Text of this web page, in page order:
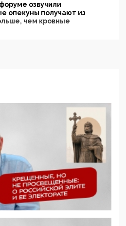
озвучили
опекуны получают из
чем кровные
в России, но
определять
Минцифры намерено
и муниципалитетов право
и социальные объекты от
от борца с
контентом